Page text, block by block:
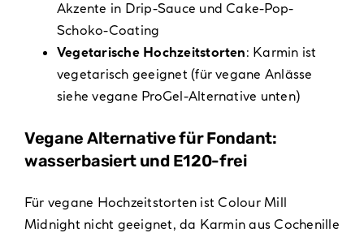
Akzente in Drip-Sauce und Cake-Pop-
Schoko-Coating
Vegetarische Hochzeitstorten: Karmin ist
vegetarisch geeignet (für vegane Anlässe
siehe vegane ProGel-Alternative unten)
Vegane Alternative für Fondant:
wasserbasiert und E120-frei
Für vegane Hochzeitstorten ist Colour Mill
Midnight nicht geeignet, da Karmin aus Cochenille